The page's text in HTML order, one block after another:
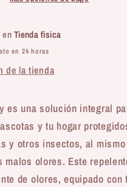
Absorbe
en Tienda fisica
en 24 horas
de la tienda
es una solución integral
y tu hogar
y otros insectos, al
malos olores. Este
de olores, equipado con